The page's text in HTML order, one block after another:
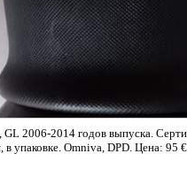
2006-2014 годов выпуска.
упаковке. Omniva, DPD. Цена: 95